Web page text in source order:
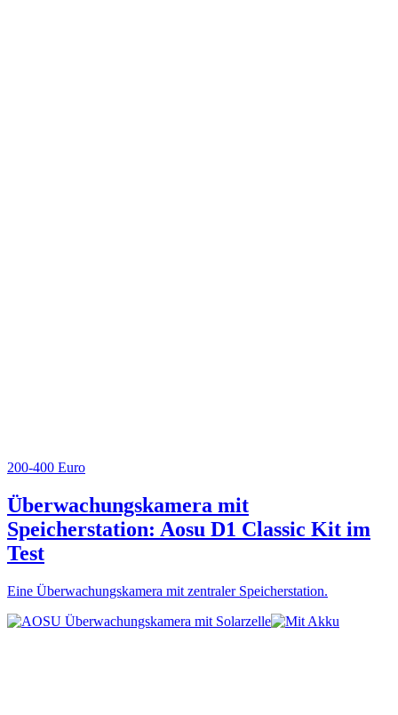
200-400 Euro
Überwachungskamera mit
Speicherstation: Aosu D1 Classic Kit im
Test
Eine Überwachungskamera mit zentraler Speicherstation.